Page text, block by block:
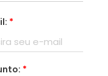
*
*